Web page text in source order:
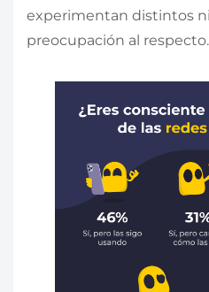
experimentan distintos
preocupación al respecto.